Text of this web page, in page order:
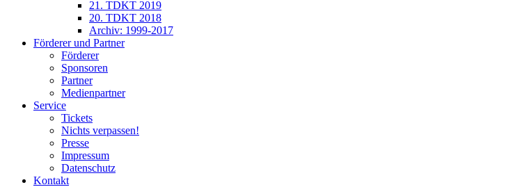
21. TDKT 2019
20. TDKT 2018
Archiv: 1999-2017
Förderer und Partner
Förderer
Sponsoren
Partner
Medienpartner
Service
Tickets
Nichts verpassen!
Presse
Impressum
Datenschutz
Kontakt